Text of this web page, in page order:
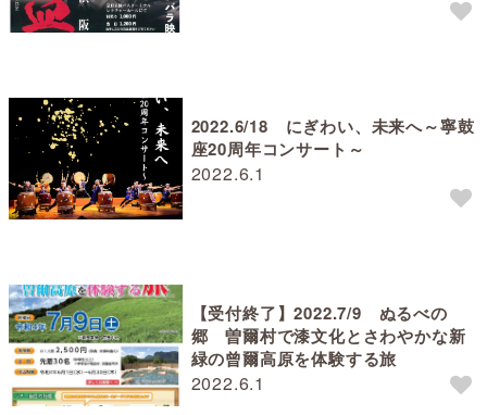
2022.6.1
2022.6/18 にぎわい、未来へ～寧鼓
座20周年コンサート～
2022.6.1
【受付終了】2022.7/9 ぬるべの
郷 曽爾村で漆文化とさわやかな新
緑の曾爾高原を体験する旅